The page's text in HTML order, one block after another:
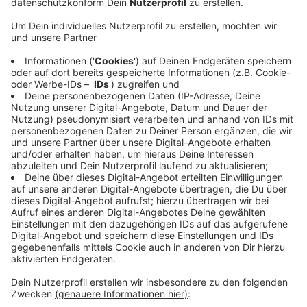
Zunächst sollen ausgewählte Kitas die verlängerten
Öffnungszeiten als Pilotprojekt anbieten. Losgehen
soll es nach den Herbstferien. In der Elternumfrage
hatte sich abgezeichnet, dass eine Öffnungszeit
zwischen 7 und 18 Uhr wünschenswert sei.
Verschiedene Träger von Kita-Einrichtungen haben
bereits ihre Bereitschaft gezeigt, bei dem Pilotprojekt
dabeizusein. Finanziell wird das Projekt vom Land NRW
unterstützt. Für Dormagen stehen 270.000 Euro zur
Verfügung. Bei der Elternumfrage kam heraus, dass
viele Eltern ihren Bedarf nicht mit den aktuellen
Betreuungszeiten decken können. Knapp 600 Eltern
hatten sich an der Umfrage beteiligt.